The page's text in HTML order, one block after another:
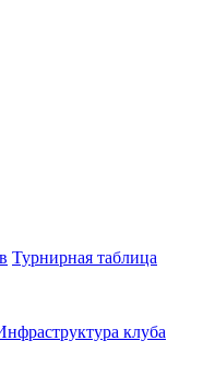
Турнирная таблица
клуба